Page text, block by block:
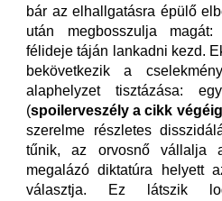
bár az elhallgatásra épülő
után megbosszulja
félideje táján lankadni kezd.
bekövetkezik a
alaphelyzet tisztázása:
(spoilerveszély a cikk
szerelme részletes
tűnik, az orvosnő vállalja
megalázó diktatúra helyett
választja. Ez látszik